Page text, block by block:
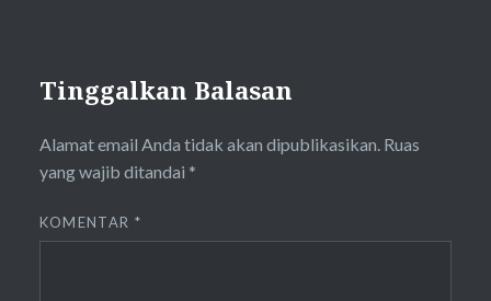
Tinggalkan Balasan
Alamat email Anda tidak akan dipublikasikan. Ruas
yang wajib ditandai *
KOMENTAR *